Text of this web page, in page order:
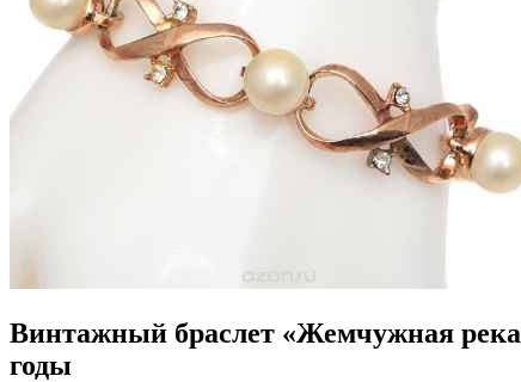
Винтажный браслет «Жемчужная
годы